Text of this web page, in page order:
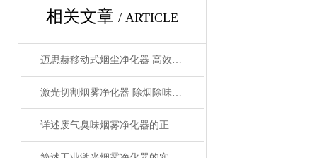
相关文章 / ARTICLE
迈思赫移动式烟尘净化器 高效HEPA过滤 低噪音静音设计 过环评认证 工厂直销
激光切割烟雾净化器 除烟除味环保
详述废气臭味烟雾净化器的正确操作使用方法